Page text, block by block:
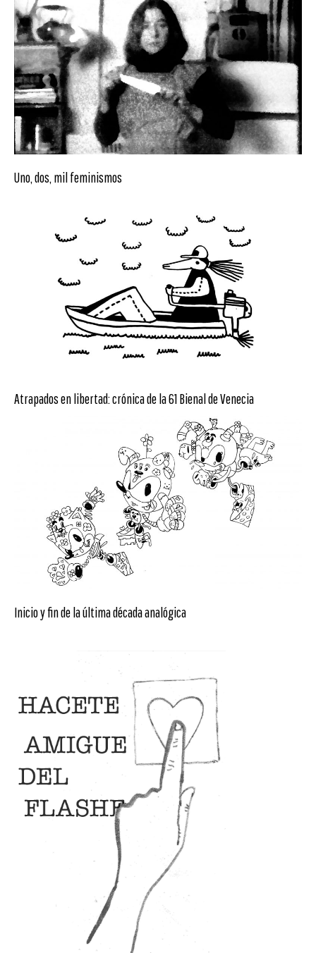
Uno, dos, mil feminismos
Atrapados en libertad: crónica de la 61 Bienal de Venecia
Inicio y fin de la última década analógica